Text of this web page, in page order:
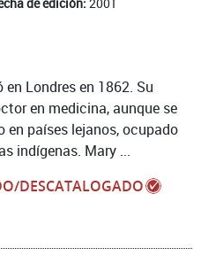
DESCATALOGADO
Londres en 1862. Su
en medicina, aunque se
en países lejanos, ocupado
indígenas. Mary ...